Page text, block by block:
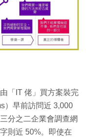
「IT 佬」買方案裝完
）早前訪問近 3,000
分之二企業會調查網
則近 50%。即使在